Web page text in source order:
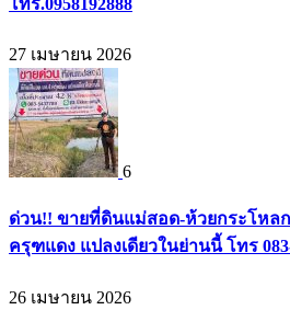
โทร.0958192888
27 เมษายน 2026
6
ด่วน!! ขายที่ดินแม่สอด-ห้วยกระโหล
ครุฑแดง แปลงเดียวในย่านนี้ โทร
26 เมษายน 2026